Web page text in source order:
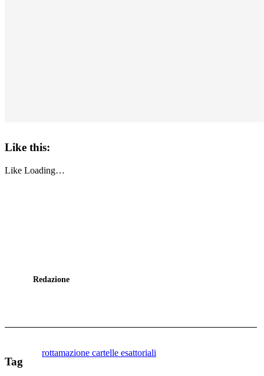
Like this:
Like Loading…
Redazione
Tag
rottamazione cartelle esattoriali